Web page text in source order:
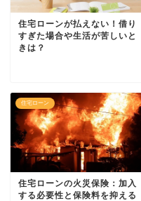
住宅ローンが払えない！借り
すぎた場合や生活が苦しいと
きは？
住宅ローン
住宅ローンの火災保険：加入
する必要性と保険料を抑える